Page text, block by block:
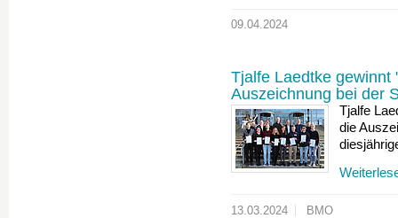
09.04.2024
Tjalfe Laedtke gewinnt
Auszeichnung bei der
Tjalfe
die
13.03.2024 BMO